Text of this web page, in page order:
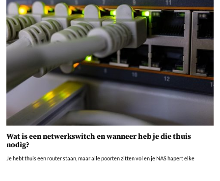
Wat is een netwerkswitch en wanneer heb je die thuis
nodig?
Je hebt thuis een router staan, maar alle poorten zitten vol en je NAS hapert elke